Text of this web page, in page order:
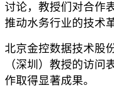
讨论，教授们对合作
推动水务行业的技术
北京金控数据技术股
（深圳）教授的访问
作取得显著成果。